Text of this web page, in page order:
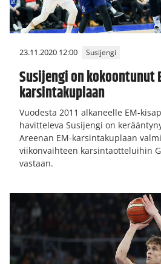
23.11.2020 12:00 Susijengi
Susijengi on kokoontunut
karsintakuplaan
Vuodesta 2011 alkaneelle EM-
havitteleva Susijengi on
Areenan EM-karsintakuplaan
viikonvaihteen karsintaotteluihin
vastaan.